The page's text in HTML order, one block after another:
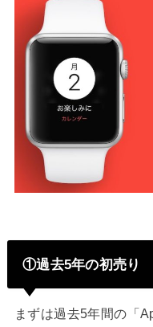
①過去5年の初売り
まずは過去5年間の「